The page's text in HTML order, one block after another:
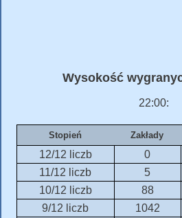
Wysokość
22:00:
Stopień Zakłady
12/12 liczb 0
11/12 liczb
5
10/12 liczb
88
9/12 liczb
1042